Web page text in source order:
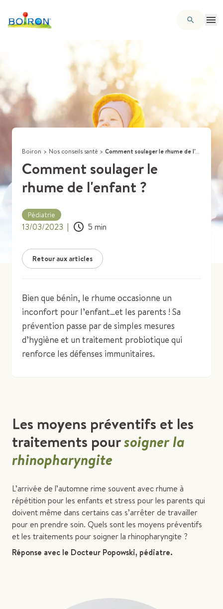
Boiron > Nos conseils santé > Comment soulager le rhume de l'enfant ?
Comment soulager le
rhume de l'enfant ?
Pédiatrie
13/03/2023 | 5 min
Retour aux articles
Bien que bénin, le rhume occasionne un
inconfort pour l’enfant…et les parents ! Sa
prévention passe par de simples mesures
d’hygiène et un traitement probiotique qui
renforce les défenses immunitaires.
Les moyens préventifs et les
traitements poursoigner la
rhinopharyngite
L’arrivée de l’automne rime souvent avec rhume à
répétition pour les enfants et stress pour les parents qui
doivent même dans certains cas s’arrêter de travailler
pour en prendre soin. Quels sont les moyens préventifs
et les traitements pour soigner la rhinopharyngite ?
Réponse avec le Docteur Popowski, pédiatre.